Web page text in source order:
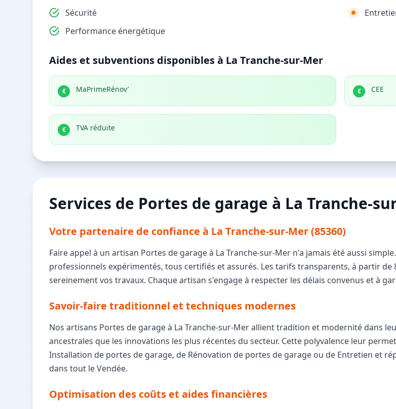
Sécurité
Performance énergétique
Aides et subventions disponibles à La Tranche-sur-Mer
€ MaPrimeRénov’ € CEE
€ TVA réduite
Services de Portes de garage à La Tranche-
Votre partenaire de confiance à La Tranche-sur-Mer (85360)
Faire appel à un artisan Portes de garage à La Tranche-sur-Mer n'a jamais été aussi
professionnels expérimentés, tous certifiés et assurés. Les tarifs transparents, à partir
sereinement vos travaux. Chaque artisan s'engage à respecter les délais convenus et à
Savoir-faire traditionnel et techniques modernes
Nos artisans Portes de garage à La Tranche-sur-Mer allient tradition et modernité dans
ancestrales que les innovations les plus récentes du secteur. Cette polyvalence leur
Installation de portes de garage, de Rénovation de portes de garage ou de Entretien et
dans tout le Vendée.
Optimisation des coûts et aides financières